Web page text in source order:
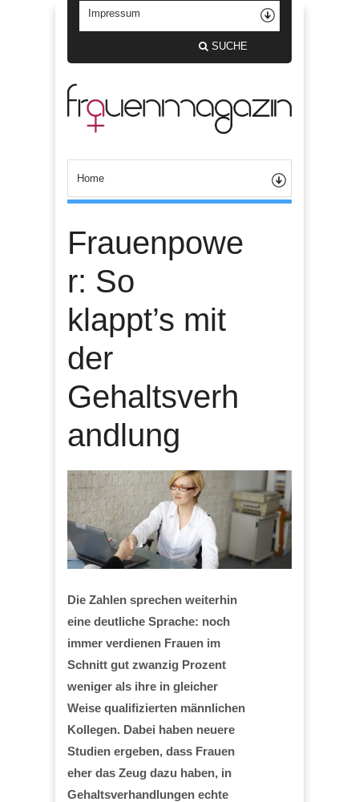
SUCHE
Frauenpowe
r: So
klappt’s mit
der
Gehaltsverh
andlung
Die Zahlen sprechen weiterhin
eine deutliche Sprache: noch
immer verdienen Frauen im
Schnitt gut zwanzig Prozent
weniger als ihre in gleicher
Weise qualifizierten männlichen
Kollegen. Dabei haben neuere
Studien ergeben, dass Frauen
eher das Zeug dazu haben, in
Gehaltsverhandlungen echte